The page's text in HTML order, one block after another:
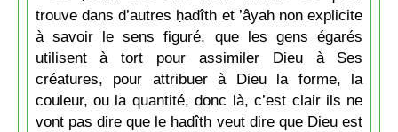
trouve dans d’autres ḥadîth et ’âyah non explicite
à savoir le sens figuré, que les gens égarés
utilisent à tort pour assimiler Dieu à Ses
créatures, pour attribuer à Dieu la forme, la
couleur, ou la quantité, donc là, c’est clair ils ne
vont pas dire que le ḥadîth veut dire que Dieu est